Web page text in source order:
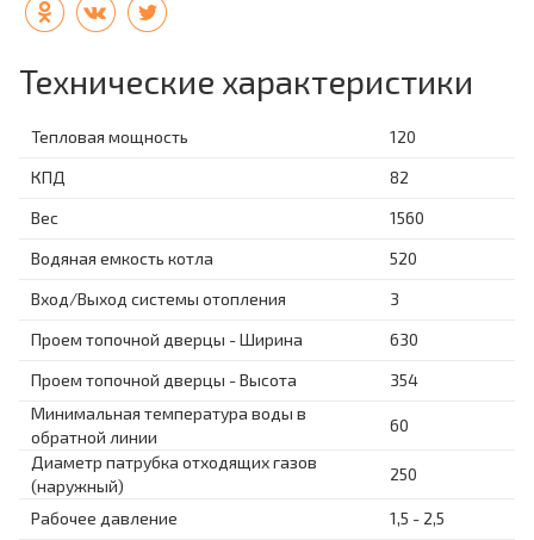
Технические характеристики
Тепловая мощность
120
КПД
82
Вес
1560
Водяная емкость котла
520
Вход/Выход системы отопления
3
Проем топочной дверцы - Ширина
630
Проем топочной дверцы - Высота
354
Минимальная температура воды в
обратной линии
60
Диаметр патрубка отходящих газов
(наружный)
250
Рабочее давление
1,5 - 2,5